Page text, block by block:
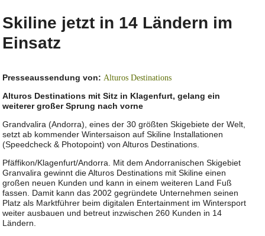
Skiline jetzt in 14 Ländern im
Einsatz
Presseaussendung von: Alturos Destinations
Alturos Destinations mit Sitz in Klagenfurt, gelang ein
weiterer großer Sprung nach vorne
Grandvalira (Andorra), eines der 30 größten Skigebiete der Welt,
setzt ab kommender Wintersaison auf Skiline Installationen
(Speedcheck & Photopoint) von Alturos Destinations.
Pfäffikon/Klagenfurt/Andorra. Mit dem Andorranischen Skigebiet
Granvalira gewinnt die Alturos Destinations mit Skiline einen
großen neuen Kunden und kann in einem weiteren Land Fuß
fassen. Damit kann das 2002 gegründete Unternehmen seinen
Platz als Marktführer beim digitalen Entertainment im Wintersport
weiter ausbauen und betreut inzwischen 260 Kunden in 14
Ländern.